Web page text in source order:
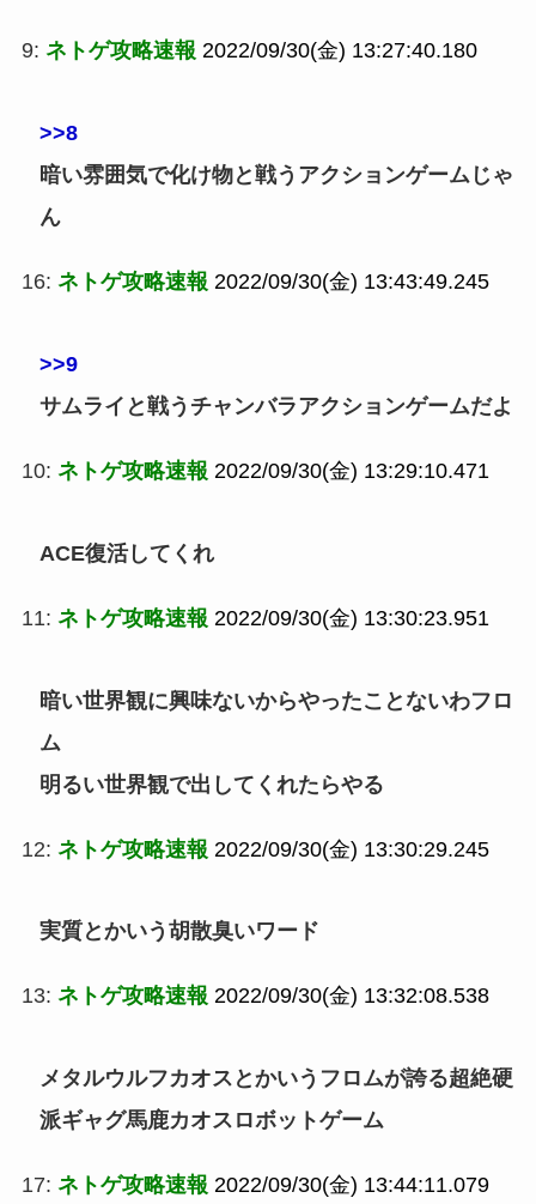
9: ネトゲ攻略速報 2022/09/30(金) 13:27:40.180
>>8
暗い雰囲気で化け物と戦うアクションゲームじゃ
ん
16: ネトゲ攻略速報 2022/09/30(金) 13:43:49.245
>>9
サムライと戦うチャンバラアクションゲームだよ
10: ネトゲ攻略速報 2022/09/30(金) 13:29:10.471
ACE復活してくれ
11: ネトゲ攻略速報 2022/09/30(金) 13:30:23.951
暗い世界観に興味ないからやったことないわフロ
ム
明るい世界観で出してくれたらやる
12: ネトゲ攻略速報 2022/09/30(金) 13:30:29.245
実質とかいう胡散臭いワード
13: ネトゲ攻略速報 2022/09/30(金) 13:32:08.538
メタルウルフカオスとかいうフロムが誇る超絶硬
派ギャグ馬鹿カオスロボットゲーム
17: ネトゲ攻略速報 2022/09/30(金) 13:44:11.079